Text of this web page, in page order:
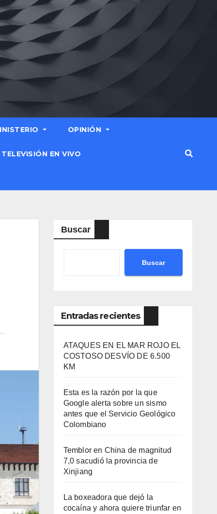
OPINIÓN
TELEVISIÓN EN VIVO
Buscar
Buscar
Entradas recientes
ATAQUES EN EL MAR ROJO EL
COSTOSO DESVÍO DE 6.500
KM
Esta es la razón por la que
Google alerta sobre un sismo
antes que el Servicio Geológico
Colombiano
Temblor en China de magnitud
7,0 sacudió la provincia de
Xinjiang
La boxeadora que dejó la
cocaína y ahora quiere triunfar en